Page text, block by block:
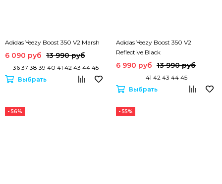
Adidas Yeezy Boost 350 V2 Marsh
6 090 руб 13 990 руб
36 37 38 39 40 41 42 43 44 45
Выбрать
Adidas Yeezy Boost 350 V2
Reflective Black
6 990 руб 13 990 руб
41 42 43 44 45
Выбрать
- 56% - 55%